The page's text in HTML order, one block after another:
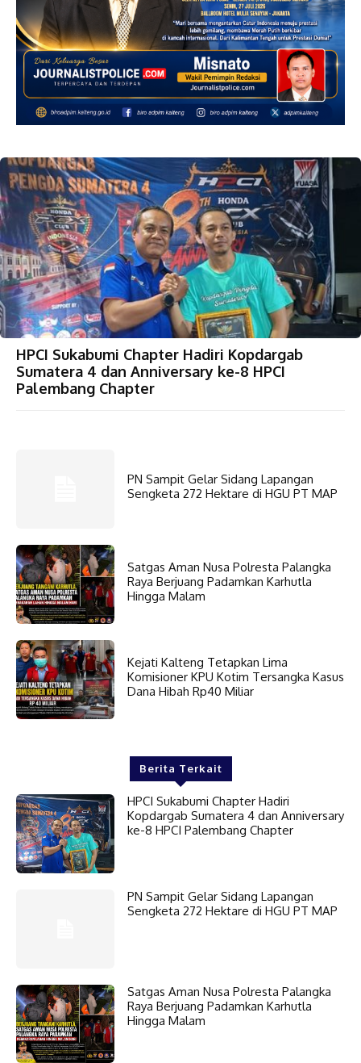
HPCI Sukabumi Chapter Hadiri Kopdargab
Sumatera 4 dan Anniversary ke-8 HPCI
Palembang Chapter
PN Sampit Gelar Sidang Lapangan
Sengketa 272 Hektare di HGU PT MAP
Satgas Aman Nusa Polresta Palangka
Raya Berjuang Padamkan Karhutla
Hingga Malam
Kejati Kalteng Tetapkan Lima
Komisioner KPU Kotim Tersangka Kasus
Dana Hibah Rp40 Miliar
Berita Terkait
HPCI Sukabumi Chapter Hadiri
Kopdargab Sumatera 4 dan Anniversary
ke-8 HPCI Palembang Chapter
PN Sampit Gelar Sidang Lapangan
Sengketa 272 Hektare di HGU PT MAP
Satgas Aman Nusa Polresta Palangka
Raya Berjuang Padamkan Karhutla
Hingga Malam